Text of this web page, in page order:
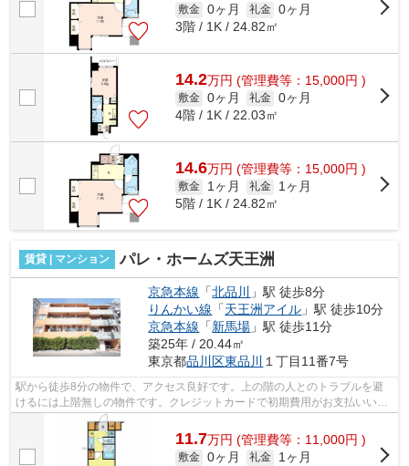
敷金 0ヶ月 礼金 0ヶ月
3階 / 1K / 24.82㎡
14.2万円 (管理費等：15,000円 )
敷金 0ヶ月 礼金 0ヶ月
4階 / 1K / 22.03㎡
14.6万円 (管理費等：15,000円 )
敷金 1ヶ月 礼金
1ヶ月
5階 / 1K / 24.82㎡
賃貸 | マンション パレ・ホームズ天王洲
京急本線 「北品川
」駅 徒歩8分
りんかい線 「天王洲アイル 」駅 徒歩10分
京急本線 「新馬場 」駅 徒歩11分
築25年 / 20.44㎡
東京都品川区東品川 １丁目11番7号
駅から徒歩8分の物件で、アクセス良好です。上の階の人とのトラブルを避
けるには上階無しの物件です。クレジットカードで初期費用がお支払いいた
だけるので、決済の手間が軽減できます...
11.7万円 (管理費等：11,000円 )
敷金 0ヶ月 礼金
1ヶ月